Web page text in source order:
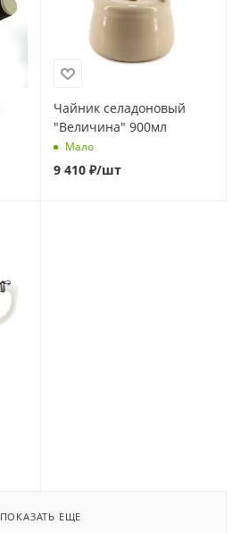
Чайник селадоновый
"Величина" 900мл
Мало
9 410 ₽/шт
ПОКАЗАТЬ ЕЩЕ